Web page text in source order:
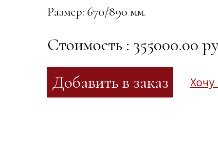
Размер: 670/890 мм.
Стоимость : 355000.00
Хочу